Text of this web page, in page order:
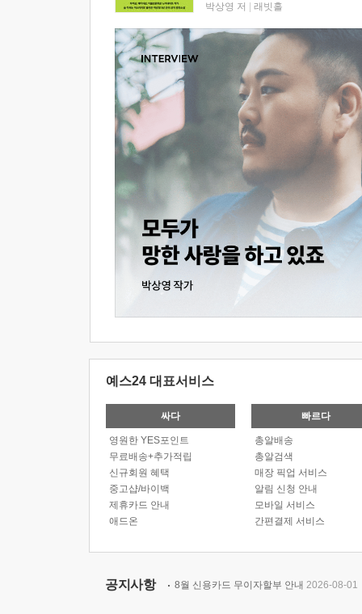
박상영 저 래빗홀
예스24 대표서비스
싸다
영원한 YES포인트
무료배송+추가적립
신규회원 혜택
중고샵/바이백
제휴카드 안내
애드온
빠르다
총알배송
총알검색
매장 픽업 서비스
알림 신청 안내
모바일 서비스
간편결제 서비스
공지사항 8월 신용카드 무이자할부 안내 2026-08-01